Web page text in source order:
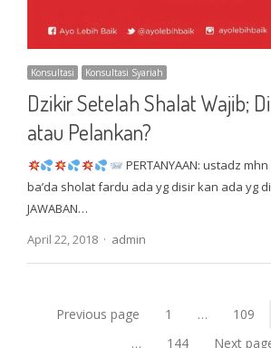
Konsultasi Konsultasi Syariah
Dzikir Setelah Shalat Wajib;
atau Pelankan?
PERTANYAAN: ustadz
ba’da sholat fardu ada yg disir kan ada yg
JAWABAN…
April 22, 2018
Author
admin
PostsPrevious page Page
1 … Page
109
…
144 Next